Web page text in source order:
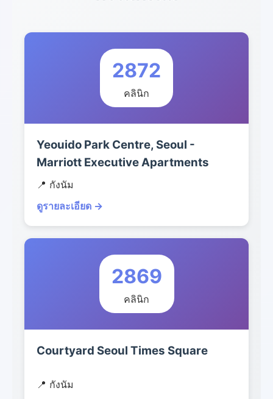
2872
คลินิก
Yeouido Park Centre, Seoul -
Marriott Executive Apartments
📍 กังนัม
ดูรายละเอียด →
2869
คลินิก
Courtyard Seoul Times Square
📍 กังนัม